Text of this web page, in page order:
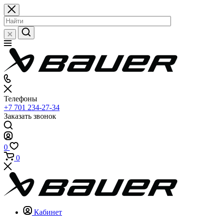
Телефоны
+7 701 234-27-34
Заказать звонок
0
0
Кабинет